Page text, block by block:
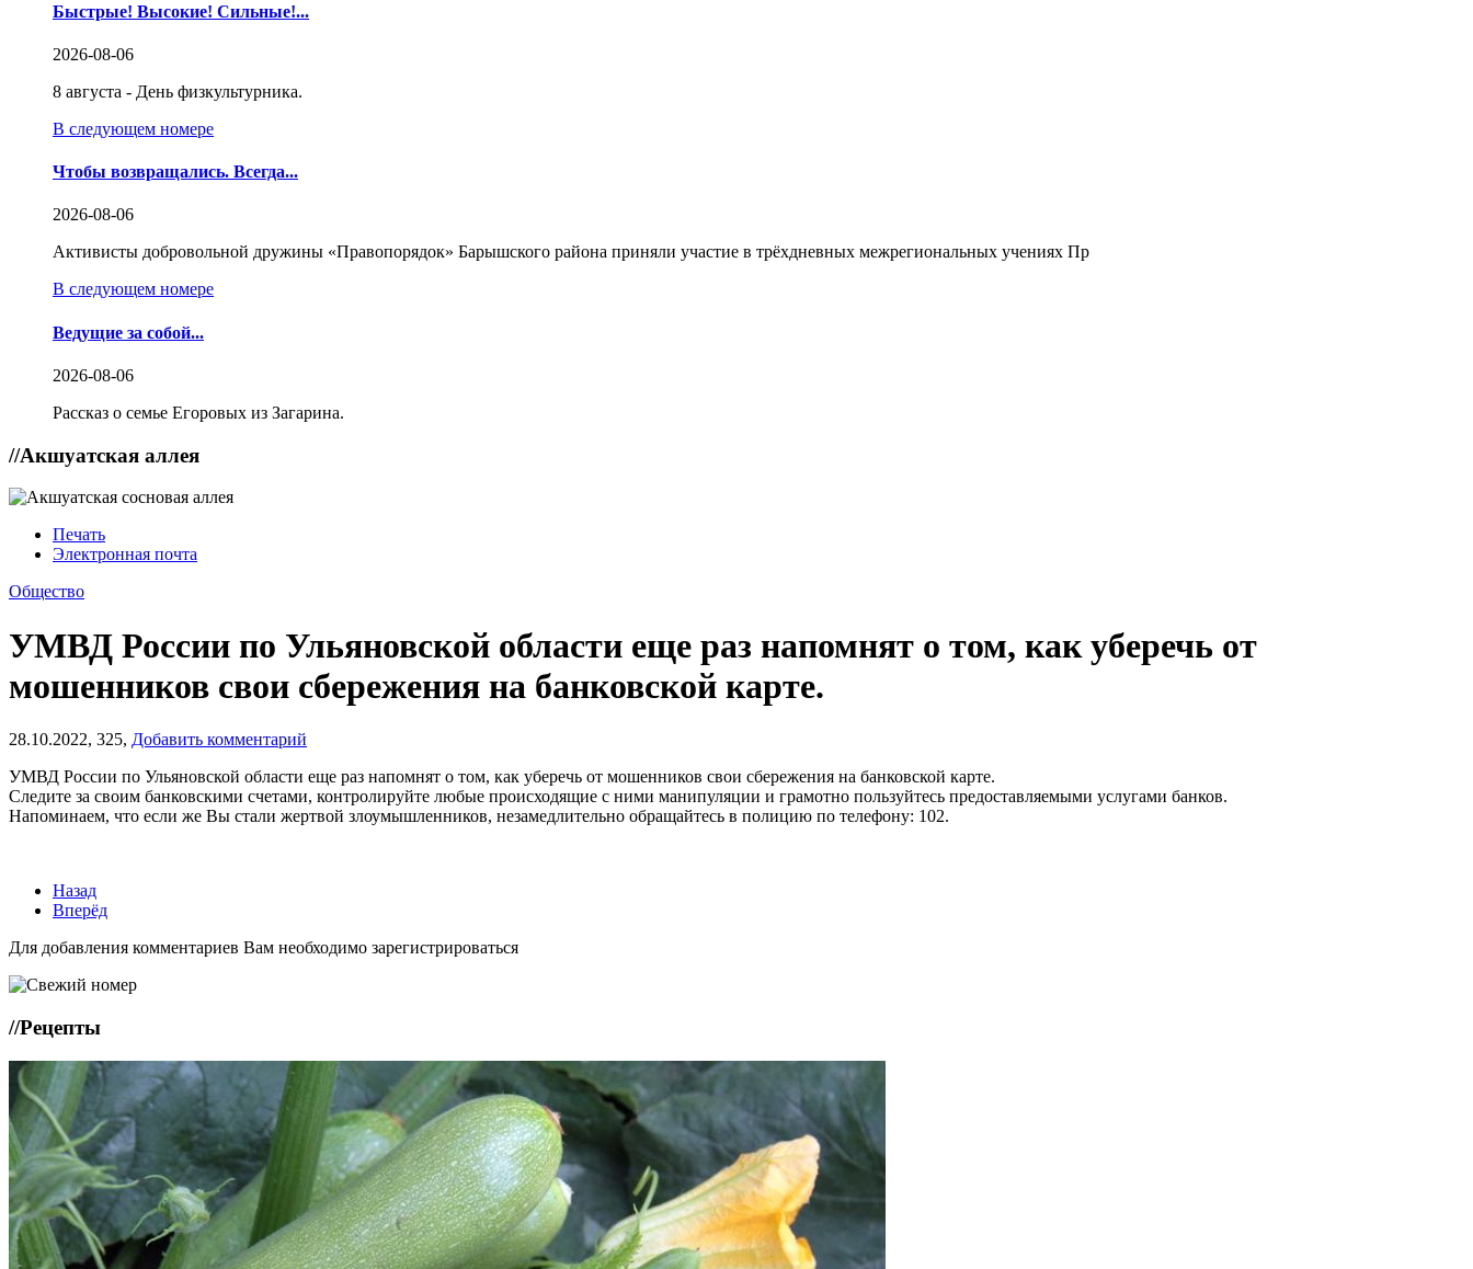
Быстрые! Высокие! Сильные!...
2026-08-06
8 августа - День физкультурника.
В следующем номере
Чтобы возвращались. Всегда...
2026-08-06
Активисты добровольной дружины «Правопорядок» Барышского района приняли участие в трёхдневных межрегиональных учениях Пр
В следующем номере
Ведущие за собой...
2026-08-06
Рассказ о семье Егоровых из Загарина.
//Акшуатская аллея
Печать
Электронная почта
Общество
УМВД России по Ульяновской области еще раз напомнят о том, как уберечь от
мошенников свои сбережения на банковской карте.
28.10.2022, 325, Добавить комментарий
УМВД России по Ульяновской области еще раз напомнят о том, как уберечь от мошенников свои сбережения на банковской карте.
Следите за своим банковскими счетами, контролируйте любые происходящие с ними манипуляции и грамотно пользуйтесь предоставляемыми услугами банков.
Напоминаем, что если же Вы стали жертвой злоумышленников, незамедлительно обращайтесь в полицию по телефону: 102.
Назад
Вперёд
Для добавления комментариев Вам необходимо зарегистрироваться
//Рецепты